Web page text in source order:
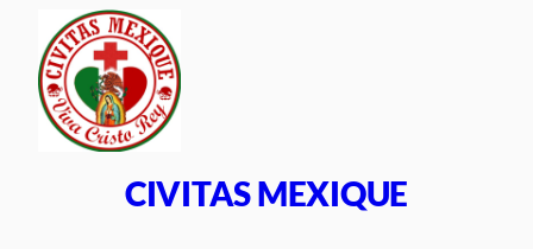
contenido
CIVITAS MEXIQUE